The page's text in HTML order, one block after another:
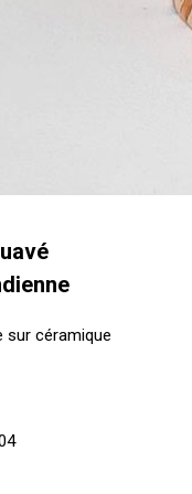
sur céramique